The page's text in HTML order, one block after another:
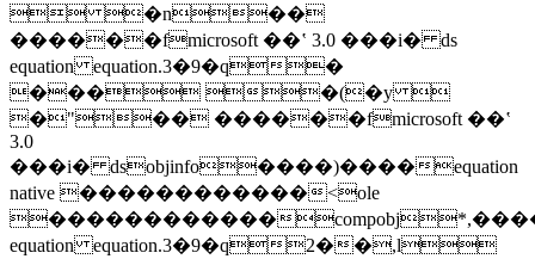
 �n��
������fmicrosoft ��ʽ 3.0 ���i� ds
equation equation.3�9�q�
��� �(�y 
�"�� ������fmicrosoft ��ʽ
3.0
���i� dsobjinfo����)����equation
native ������������<ole
������������
equation equation.3�9�q2��,l